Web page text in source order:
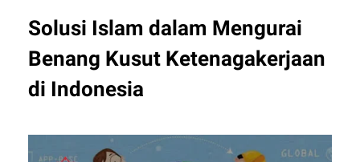
Solusi Islam dalam Mengurai
Benang Kusut Ketenagakerjaan
di Indonesia